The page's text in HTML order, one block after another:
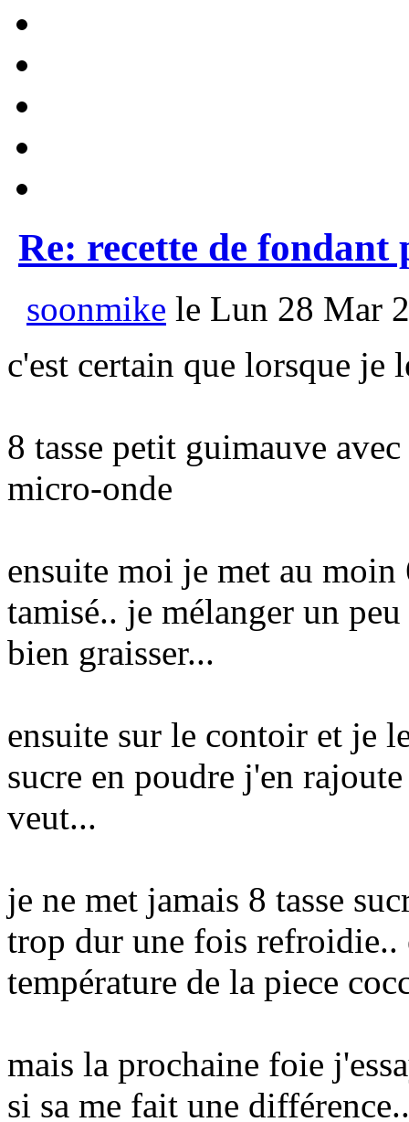
Re: recette de fondant
soonmike le Lun 28 Mar
c'est certain que lorsque je
8 tasse petit guimauve
micro-onde
ensuite moi je met au moin
tamisé.. je mélanger un
bien graisser...
ensuite sur le contoir et je
sucre en poudre j'en
veut...
je ne met jamais 8 tasse
trop dur une fois refroidie..
température de la piece
mais la prochaine foie
si sa me fait une